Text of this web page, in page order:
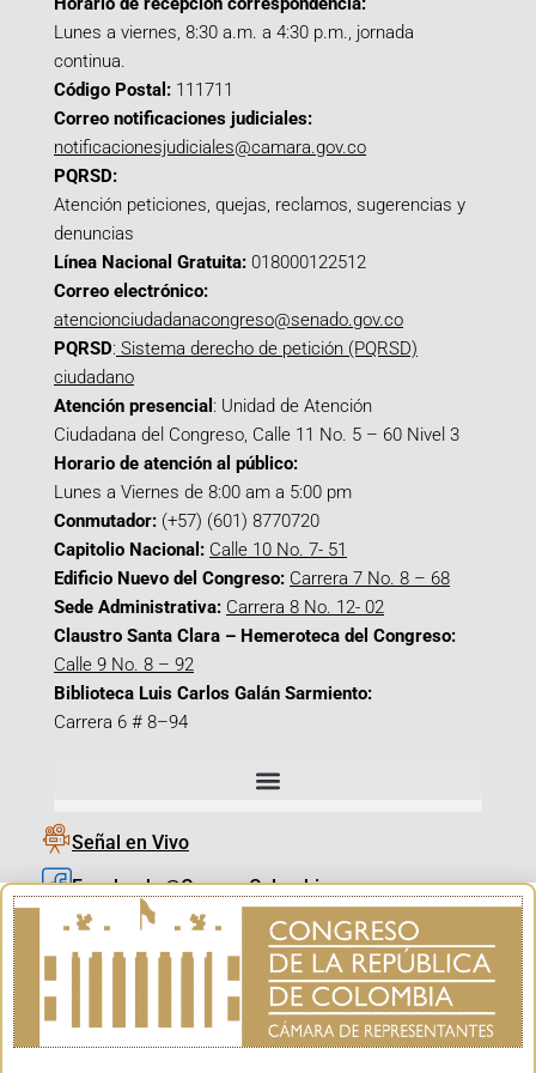
Lunes a viernes, 8:30 a.m. a 4:30 p.m., jornada
continua.
Código Postal: 111711
Correo notificaciones judiciales:
notificacionesjudiciales@camara.gov.co
PQRSD:
Atención peticiones, quejas, reclamos, sugerencias y
denuncias
Línea Nacional Gratuita: 018000122512
Correo electrónico:
atencionciudadanacongreso@senado.gov.co
PQRSD: Sistema derecho de petición (PQRSD)
ciudadano
Atención presencial : Unidad de Atención
Ciudadana del Congreso, Calle 11 No. 5 – 60 Nivel 3
Horario de atención al público:
Lunes a Viernes de 8:00 am a 5:00 pm
Conmutador: (+57) (601) 8770720
Capitolio Nacional: Calle 10 No. 7- 51
Edificio Nuevo del Congreso: Carrera 7 No. 8 – 68
Sede Administrativa: Carrera 8 No. 12- 02
Claustro Santa Clara – Hemeroteca del Congreso:
Calle 9 No. 8 – 92
Biblioteca Luis Carlos Galán Sarmiento:
Carrera 6 # 8–94
Señal en Vivo
Facebook_@CamaraColombia
Instagram_@CamaraColombia
X_@CamaraColombia
Youtube_@CamaraColombia